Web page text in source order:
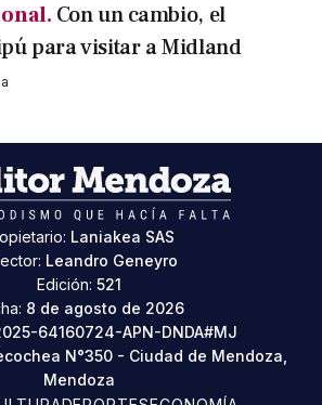
Con un cambio, el
para visitar a Midland
Laniakea SAS
Leandro Geneyro
Edición: 521
8 de agosto de 2026
64160724-APN-DNDA#MJ
N°350 - Ciudad de Mendoza,
Mendoza